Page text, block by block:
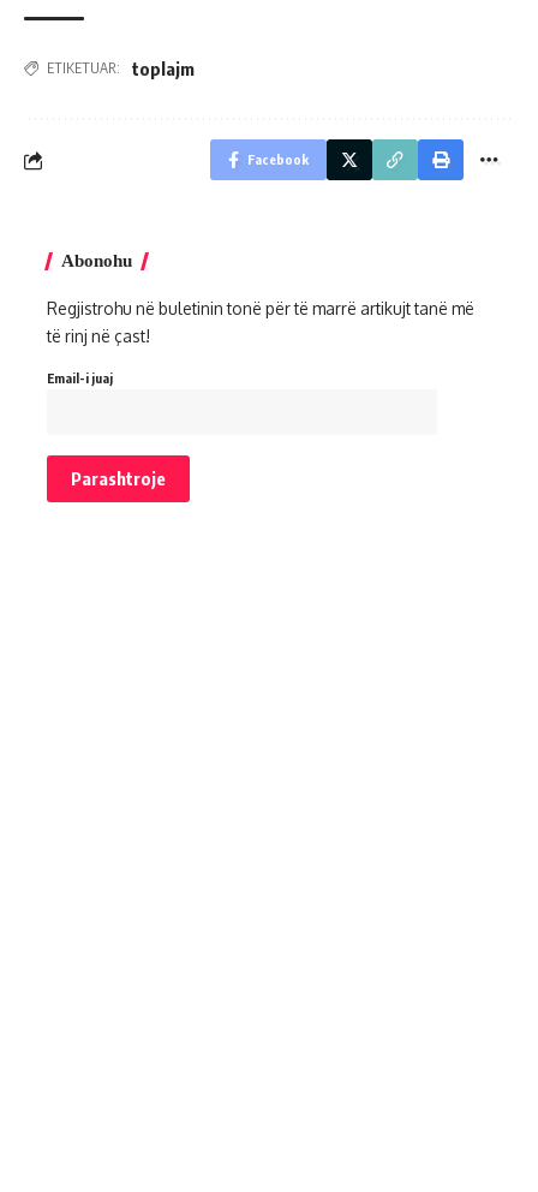
ETIKETUAR: toplajm
Facebook
Abonohu
Regjistrohu në buletinin tonë për të marrë artikujt tanë më
të rinj në çast!
Email-i juaj